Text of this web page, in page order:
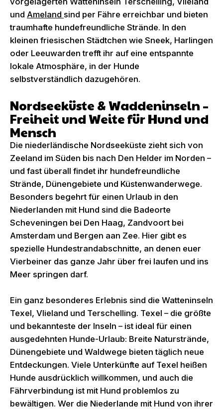
und Ameland sind per Fähre erreichbar und bieten
traumhafte hundefreundliche Strände. In den
kleinen friesischen Städtchen wie Sneek, Harlingen
oder Leeuwarden trefft ihr auf eine entspannte
lokale Atmosphäre, in der Hunde
selbstverständlich dazugehören.
Nordseeküste & Waddeninseln –
Freiheit und Weite für Hund und
Mensch
Die niederländische Nordseeküste zieht sich von
Zeeland im Süden bis nach Den Helder im Norden –
und fast überall findet ihr hundefreundliche
Strände, Dünengebiete und Küstenwanderwege.
Besonders begehrt für einen Urlaub in den
Niederlanden mit Hund sind die Badeorte
Scheveningen bei Den Haag, Zandvoort bei
Amsterdam und Bergen aan Zee. Hier gibt es
spezielle Hundestrandabschnitte, an denen euer
Vierbeiner das ganze Jahr über frei laufen und ins
Meer springen darf.
Ein ganz besonderes Erlebnis sind die Watteninseln
Texel, Vlieland und Terschelling. Texel – die größte
und bekannteste der Inseln – ist ideal für einen
ausgedehnten Hunde-Urlaub: Breite Naturstrände,
Dünengebiete und Waldwege bieten täglich neue
Entdeckungen. Viele Unterkünfte auf Texel heißen
Hunde ausdrücklich willkommen, und auch die
Fährverbindung ist mit Hund problemlos zu
bewältigen. Wer die Niederlande mit Hund von ihrer